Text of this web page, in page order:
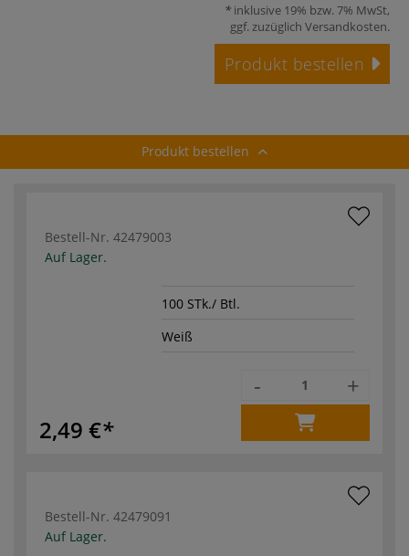
inklusive 19% bzw. 7% MwSt,
ggf. zuzüglich Versandkosten.
Produkt bestellen
Produkt bestellen
Bestell-Nr. 42479003
Auf Lager.
100 STk./ Btl.
Weiß
2,49 €
- +
Bestell-Nr. 42479091
Auf Lager.